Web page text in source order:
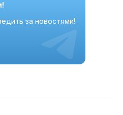
за новостями!